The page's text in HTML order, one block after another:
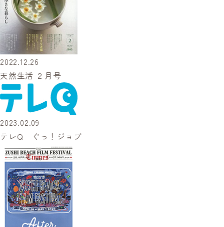
2022.12.26
天然生活 ２月号
2023.02.09
テレQ ぐっ！ジョブ